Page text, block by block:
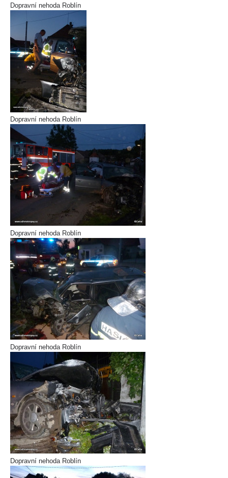
Dopravní nehoda Roblín
Dopravní nehoda Roblín
Dopravní nehoda Roblín
Dopravní nehoda Roblín
Dopravní nehoda Roblín